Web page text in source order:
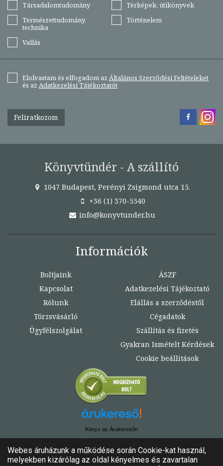
Társadalomtudomány
Térképek, útikönyvek
Természettudomány,
technika
Történelem
Vallás
Elolvastam és elfogadom az Általános Szerződési Feltételeket
és az Adatkezelési Tájékoztatót
Feliratkozom
Könyvtündér - A szállító
1047 Budapest, Perényi Zsigmond utca 15.
+36 (1) 370-5540
info@konyvtunder.hu
Információk
Boltjaink
Kapcsolat
Rólunk
Törzsvásárló
Ügyfélszolgálat
ÁSZF
Adatkezelési Tájékoztató
Elállás a szerződéstől
Cégadatok
Szállítás és fizetés
Gyakran Ismételt Kérdések
Cookie beállítások
Könyv az Árukeresőn